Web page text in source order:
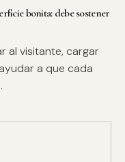
bonita: debe sostener
al visitante, cargar
a que cada